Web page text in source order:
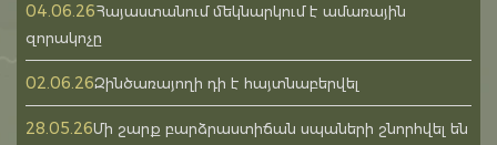
04.06.26Հայաստանում մեկնարկում է ամառային
զորակոչը
02.06.26Զինծառայողի դի է հայտնաբերվել
28.05.26Մի շարք բարձրաստիճան սպաների շնորհվել են